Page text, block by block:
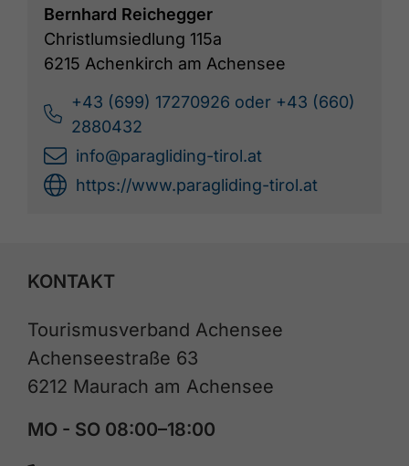
Bernhard Reichegger
Christlumsiedlung 115a
6215 Achenkirch am Achensee
+43 (699) 17270926 oder +43 (660)
2880432
info@paragliding-tirol.at
https://www.paragliding-tirol.at
KONTAKT
Tourismusverband Achensee
Achenseestraße 63
6212 Maurach am Achensee
MO - SO 08:00–18:00